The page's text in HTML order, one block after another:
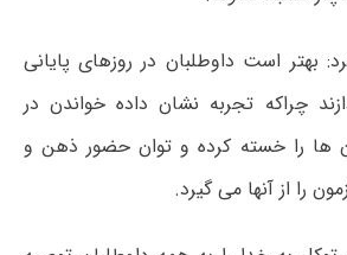
بهتر است داوطلبان در روزهای پایانی
چراکه تجربه نشان داده خواندن در
ها را خسته کرده و توان حضور ذهن و
را از آنها می گیرد.